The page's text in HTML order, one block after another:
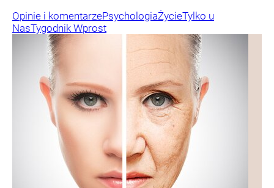
Opinie i komentarzePsychologiaŻycieTylko u
NasTygodnik Wprost